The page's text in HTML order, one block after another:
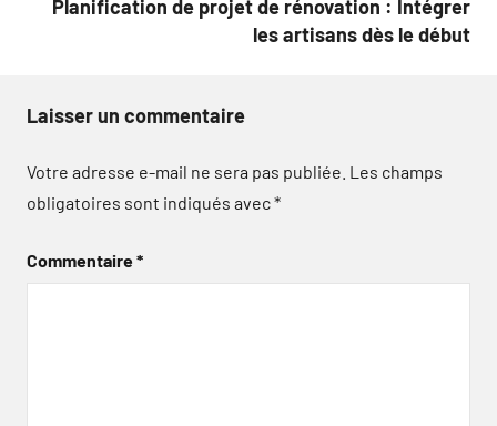
Planification de projet de rénovation : Intégrer
les artisans dès le début
Laisser un commentaire
Votre adresse e-mail ne sera pas publiée. Les champs
obligatoires sont indiqués avec*
Commentaire*